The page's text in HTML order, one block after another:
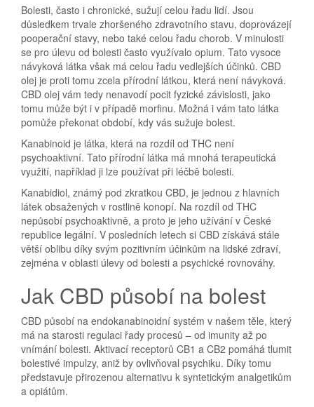
Bolesti, často i chronické, sužují celou řadu lidí. Jsou
důsledkem trvale zhoršeného zdravotního stavu, doprovázejí
pooperační stavy, nebo také celou řadu chorob. V minulosti
se pro úlevu od bolesti často využívalo opium. Tato vysoce
návyková látka však má celou řadu vedlejších účinků. CBD
olej je proti tomu zcela přírodní látkou, která není návyková.
CBD olej vám tedy nenavodí pocit fyzické závislosti, jako
tomu může být i v případě morfinu. Možná i vám tato látka
pomůže překonat období, kdy vás sužuje bolest.
Kanabinoid je látka, která na rozdíl od THC není
psychoaktivní. Tato přírodní látka má mnohá terapeutická
využití, například ji lze používat při léčbě bolesti.
Kanabidiol, známý pod zkratkou CBD, je jednou z hlavních
látek obsažených v rostlině konopí. Na rozdíl od THC
nepůsobí psychoaktivně, a proto je jeho užívání v České
republice legální. V posledních letech si CBD získává stále
větší oblibu díky svým pozitivním účinkům na lidské zdraví,
zejména v oblasti úlevy od bolesti a psychické rovnováhy.
Jak CBD působí na bolest
CBD působí na endokanabinoidní systém v našem těle, který
má na starosti regulaci řady procesů – od imunity až po
vnímání bolesti. Aktivací receptorů CB1 a CB2 pomáhá tlumit
bolestivé impulzy, aniž by ovlivňoval psychiku. Díky tomu
představuje přirozenou alternativu k syntetickým analgetikům
a opiátům.